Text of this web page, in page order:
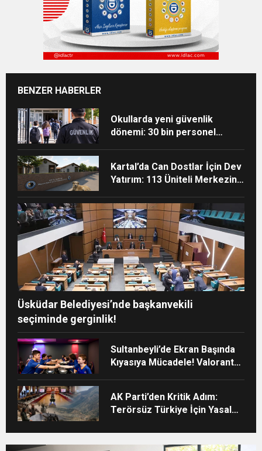
BENZER HABERLER
Okullarda yeni güvenlik
dönemi: 30 bin personel
Kartal’da Can Dostlar İçin Dev
Yatırım: 113 Üniteli Merkezin
Üsküdar Belediyesi’nde başkanvekili
seçiminde gerginlik!
Sultanbeyli’de Ekran Başında
Kıyasıya Mücadele! Valorant
AK Parti’den Kritik Adım:
Terörsüz Türkiye İçin Yasal